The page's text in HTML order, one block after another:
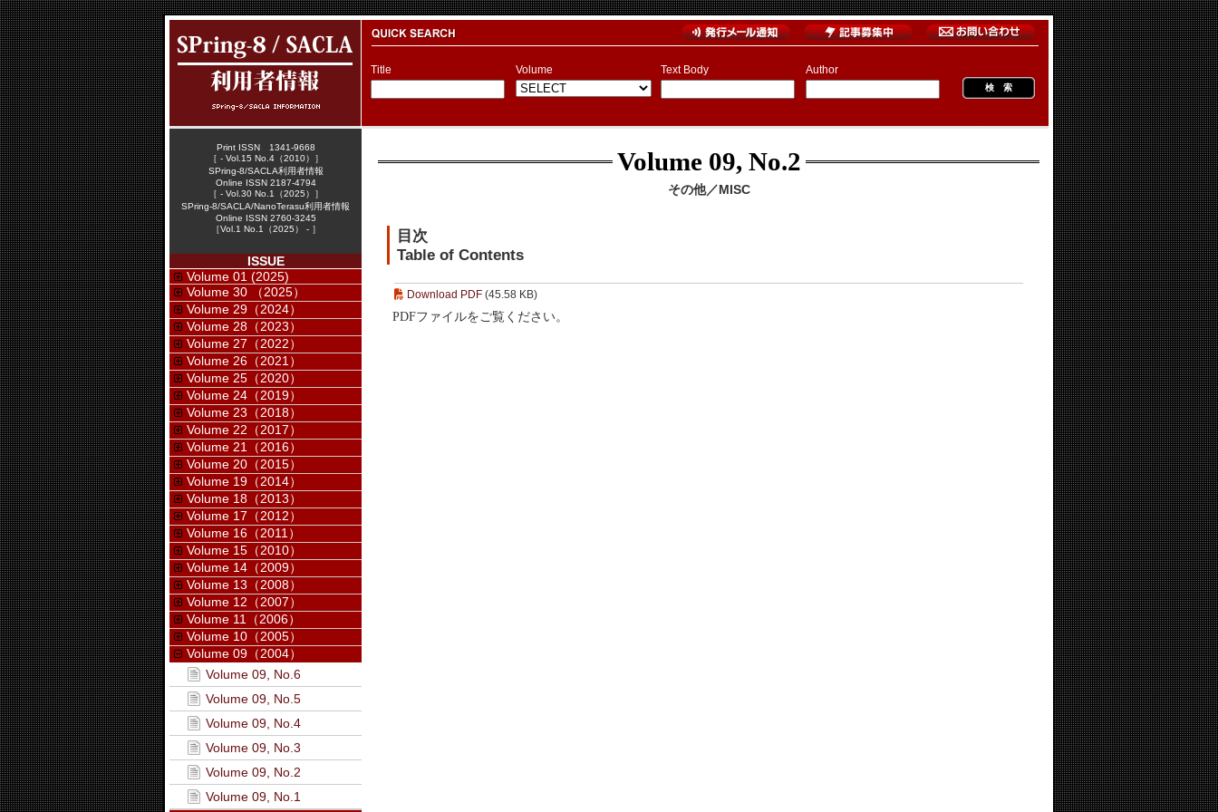
Title Volume Text Body Author
Volume 09, No.2
その他／MISC
目次
Table of Contents
Download PDF (45.58 KB)
PDFファイルをご覧ください。
Print ISSN 1341-9668
［ - Vol.15 No.4（2010）］
SPring-8/SACLA利用者情報
Online ISSN 2187-4794
［ - Vol.30 No.1（2025）］
SPring-8/SACLA/NanoTerasu利用者情報
Online ISSN 2760-3245
［Vol.1 No.1（2025） - ］
ISSUE
Volume 01 (2025)
Volume 30 （2025）
Volume 29（2024）
Volume 28（2023）
Volume 27（2022）
Volume 26（2021）
Volume 25（2020）
Volume 24（2019）
Volume 23（2018）
Volume 22（2017）
Volume 21（2016）
Volume 20（2015）
Volume 19（2014）
Volume 18（2013）
Volume 17（2012）
Volume 16（2011）
Volume 15（2010）
Volume 14（2009）
Volume 13（2008）
Volume 12（2007）
Volume 11（2006）
Volume 10（2005）
Volume 09（2004）
Volume 09, No.6
Volume 09, No.5
Volume 09, No.4
Volume 09, No.3
Volume 09, No.2
Volume 09, No.1